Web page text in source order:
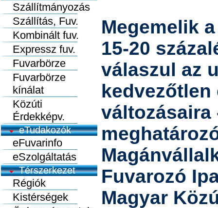
Szállítmányozás
Szállítás, Fuv.
Kombinált fuv.
Expressz fuv.
Fuvarbörze
Fuvarbörze
kínálat
Közúti
Érdekképv.
eTudakozók
eFuvarinfo
eSzolgáltatás
Térszerkezet
Régiók
Kistérségek
Megemelik
15-20
válaszul az
kedvezőtlen
változásaira
Fuvarozó
Magyar